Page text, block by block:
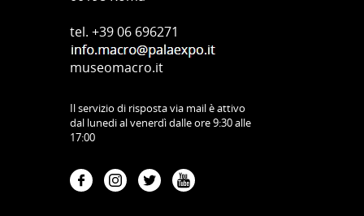
tel. +39 06 696271
museomacro.it
Il servizio di risposta via mail è attivo
dal lunedi al venerdì dalle ore 9:30 alle
17:00